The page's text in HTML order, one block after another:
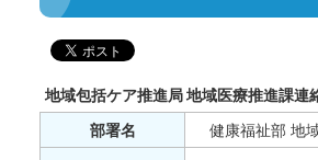
地域包括ケア推進局 地域医療推進課連
部署名
健康福祉部 地